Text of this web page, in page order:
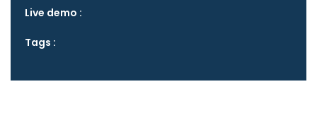
Live demo :
Tags :